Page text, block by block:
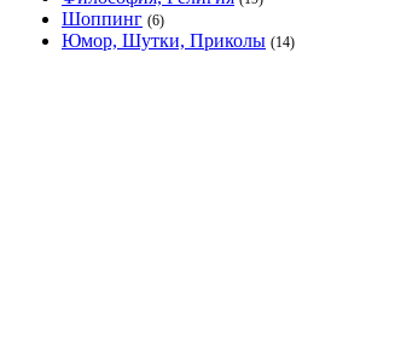
Шоппинг (6)
Юмор, Шутки, Приколы (14)